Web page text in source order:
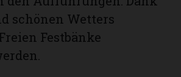
schönen Wetters
Festbänke